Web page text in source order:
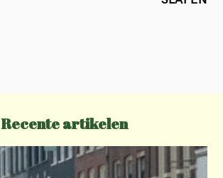
Recente artikelen